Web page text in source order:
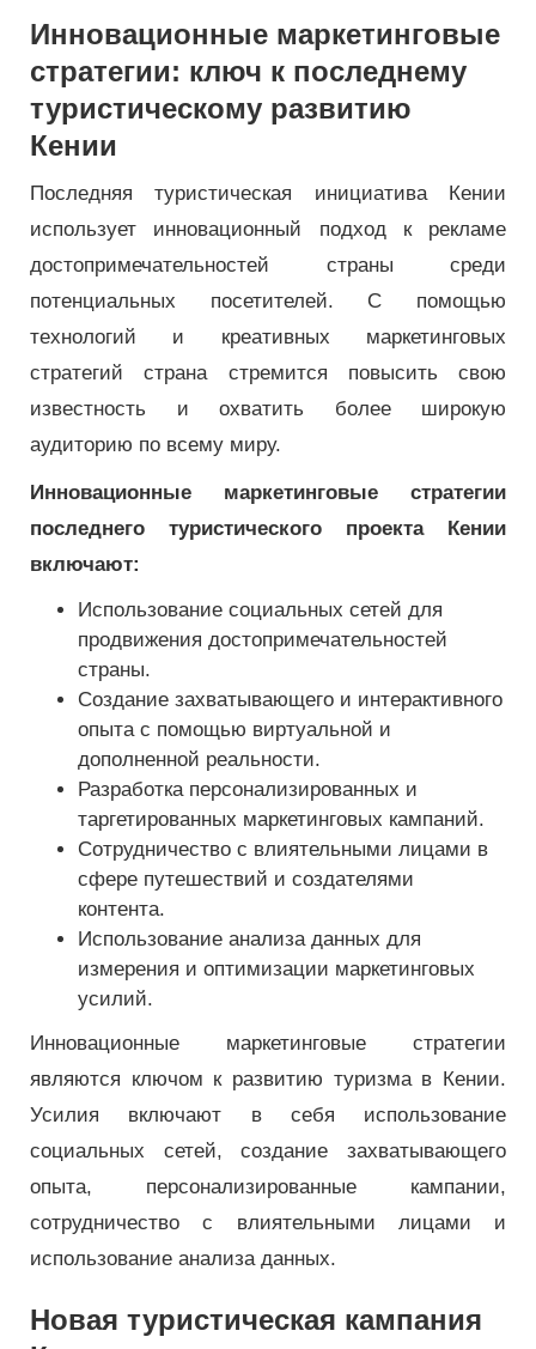
Инновационные маркетинговые
стратегии: ключ к последнему
туристическому развитию
Кении
Последняя туристическая инициатива Кении
использует инновационный подход к рекламе
достопримечательностей страны среди
потенциальных посетителей. С помощью
технологий и креативных маркетинговых
стратегий страна стремится повысить свою
известность и охватить более широкую
аудиторию по всему миру.
Инновационные маркетинговые стратегии
последнего туристического проекта Кении
включают:
Использование социальных сетей для
продвижения достопримечательностей
страны.
Создание захватывающего и интерактивного
опыта с помощью виртуальной и
дополненной реальности.
Разработка персонализированных и
таргетированных маркетинговых кампаний.
Сотрудничество с влиятельными лицами в
сфере путешествий и создателями
контента.
Использование анализа данных для
измерения и оптимизации маркетинговых
усилий.
Инновационные маркетинговые стратегии
являются ключом к развитию туризма в Кении.
Усилия включают в себя использование
социальных сетей, создание захватывающего
опыта, персонализированные кампании,
сотрудничество с влиятельными лицами и
использование анализа данных.
Новая туристическая кампания